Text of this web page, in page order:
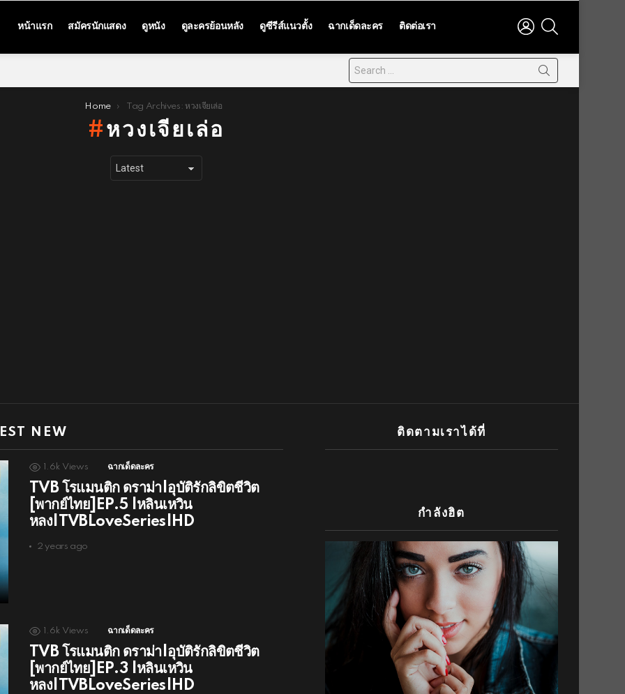
หน้าแรก สมัครนักแสดง ดูหนัง ดูละครย้อนหลัง ดูซีรีส์แนวตั้ง ฉากเด็ดละคร ติดต่อเรา
LOGIN
Home Tag Archives: หวงเจียเล่อ
หวงเจียเล่อ
NEW
1.6k Views ฉากเด็ดละคร
TVB โรแมนติก ดราม่า|อุบัติรักลิขิตชีวิต
[พากย์ไทย]EP.5 |หลินเหวิน
หลง|TVBLoveSeries|HD
2 years ago
1.6k Views ฉากเด็ดละคร
TVB โรแมนติก ดราม่า|อุบัติรักลิขิตชีวิต
[พากย์ไทย]EP.3 |หลินเหวิน
หลง|TVBLoveSeries|HD
ติดตามเราได้ที่
กำลังฮิต